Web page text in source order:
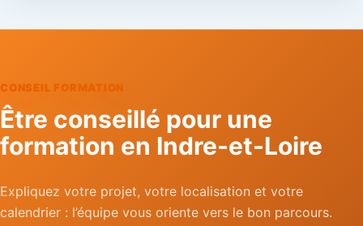
CONSEIL FORMATION
Être conseillé pour une
formation en Indre-et-Loire
Expliquez votre projet, votre localisation et votre
calendrier : l’équipe vous oriente vers le bon parcours.